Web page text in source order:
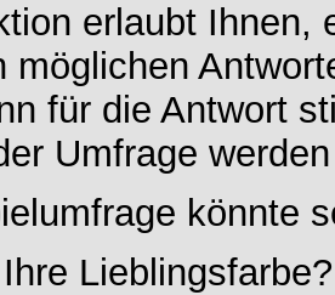
erlaubt Ihnen,
möglichen
für die Antwort
Umfrage
könnte
Lieblingsfarbe?